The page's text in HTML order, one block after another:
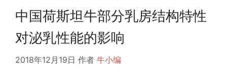
中国荷斯坦牛部分乳房结构特性
对泌乳性能的影响
2018年12月19日 作者 牛小编